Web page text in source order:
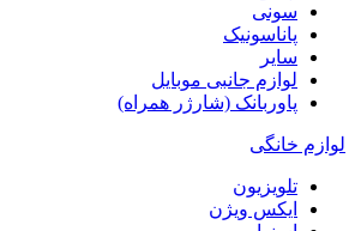
سونی
پاناسونیک
سایر
لوازم جانبی موبایل
پاوربانک (شارژر همراه)
لوازم خانگی
تلویزیون
ایکس ویژن